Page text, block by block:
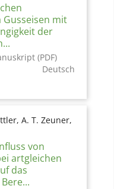
mit
der
(PDF)
Deutsch
A. T. Zeuner,
von
artgleichen
das